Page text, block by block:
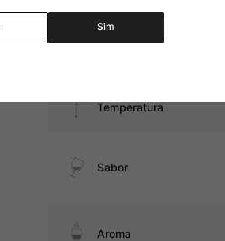
Graduação Alcóolica
Temperatura
Sabor
Aroma
Sim